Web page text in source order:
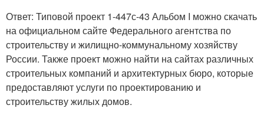
Ответ: Типовой проект 1-447с-43 Альбом I можно скачать
на официальном сайте Федерального агентства по
строительству и жилищно-коммунальному хозяйству
России. Также проект можно найти на сайтах различных
строительных компаний и архитектурных бюро, которые
предоставляют услуги по проектированию и
строительству жилых домов.